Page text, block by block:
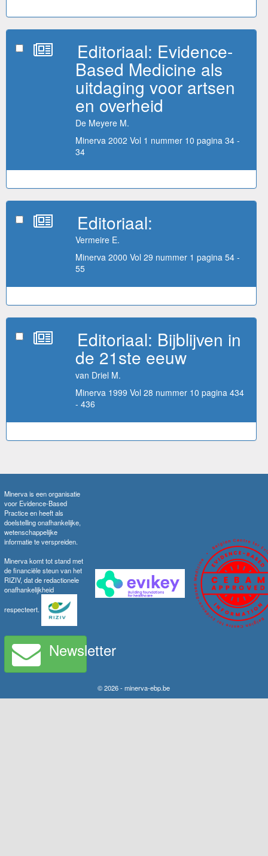
Editoriaal: Evidence-
Based Medicine als
uitdaging voor artsen
en overheid
De Meyere M.
Minerva 2002 Vol 1 nummer 10 pagina 34 -
34
Editoriaal:
Vermeire E.
Minerva 2000 Vol 29 nummer 1 pagina 54 -
55
Editoriaal: Bijblijven in
de 21ste eeuw
van Driel M.
Minerva 1999 Vol 28 nummer 10 pagina 434
- 436
Minerva is een organisatie
voor Evidence-Based
Practice en heeft als
doelstelling onafhankelijke,
wetenschappelijke
informatie te verspreiden.
Minerva komt tot stand met
de financiële steun van het
RIZIV, dat de redactionele
onafhankelijkheid
respecteert.
Newsletter
© 2026 - minerva-ebp.be